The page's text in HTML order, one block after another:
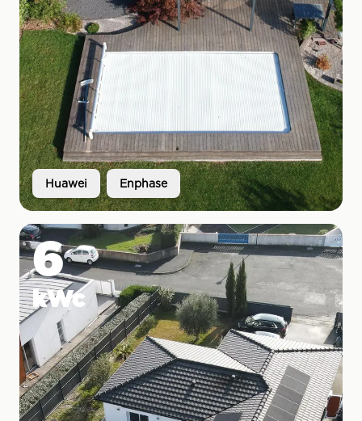
Huawei Enphase
6
kWc